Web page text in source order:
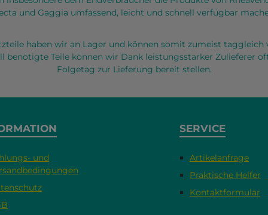
und Gaggia umfassend, leicht und schnell verfügbar
haben wir an Lager und können somit zumeist taggleich
benötigte Teile können wir Dank leistungsstarker Zulieferer
Folgetag zur Lieferung bereit stellen.
und
SERVICE
Artikelanfrage
Praktische Helfer
Kontaktformular